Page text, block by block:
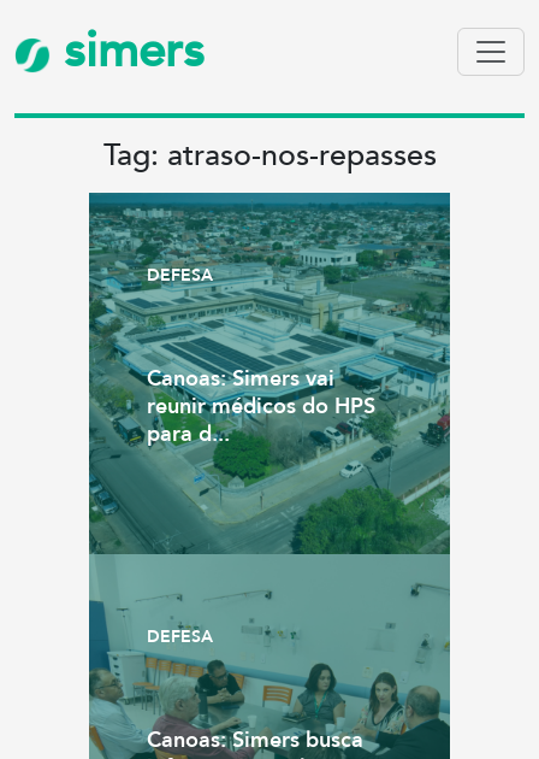
simers
Tag: atraso-nos-repasses
DEFESA
Canoas: Simers vai
reunir médicos do HPS
para d...
DEFESA
Canoas: Simers busca